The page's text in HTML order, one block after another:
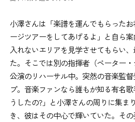
小澤さんは「楽譜を運んでもらった
ージツアーをしてあげるよ」と自ら
入れないエリアを見学させてもらい
た。そこでは別の指揮者（ペーター
公演のリハーサル中。突然の音楽監
プ。音楽ファンなら誰もが知る有名
うしたの?」と小澤さんの周りに集ま
き、彼はその中心で輝いていた。そ